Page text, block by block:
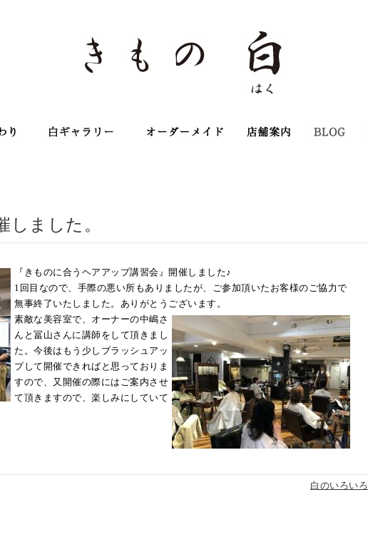
しました。
『きものに合うヘアアップ講習会』開催しました♪
1回目なので、手際の悪い所もありましたが、ご参加頂いたお客様のご協力で
無事終了いたしました。ありがとうございます。
素敵な美容室で、オーナーの中嶋さ
んと冨山さんに講師をして頂きまし
た。今後はもう少しブラッシュアッ
プして開催できればと思っておりま
すので、又開催の際にはご案内させ
て頂きますので、楽しみにしていて
白のいろいろ